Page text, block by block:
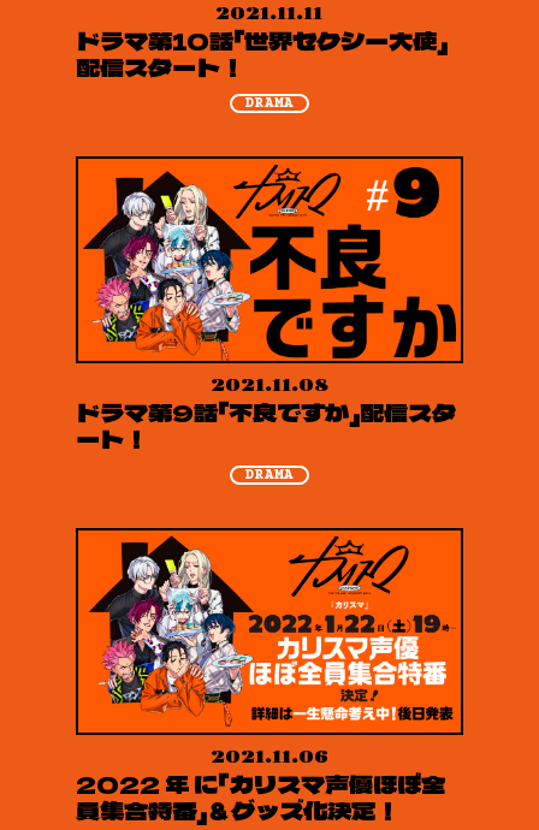
2021.11.11
ドラマ第10話「世界セクシー大使」
配信スタート！
DRAMA
2021.11.08
ドラマ第9話「不良ですか」配信スタ
ート！
DRAMA
2021.11.06
2022 年 に「カリスマ声優ほぼ全
員集合特番」＆グッズ化決定！